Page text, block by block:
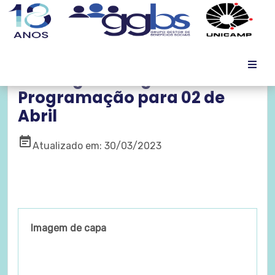
Programação para 02 de
Abril
event_noteAtualizado em: 30/03/2023
Imagem de capa